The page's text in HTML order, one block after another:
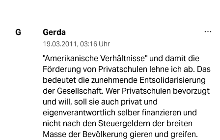
G Gerda
19.03.2011, 03:16 Uhr
"Amerikanische Verhältnisse" und damit die
Förderung von Privatschulen lehne ich ab. Das
bedeutet die zunehmende Entsolidarisierung
der Gesellschaft. Wer Privatschulen bevorzugt
und will, soll sie auch privat und
eigenverantwortlich selber finanzieren und
nicht nach den Steuergeldern der breiten
Masse der Bevölkerung gieren und greifen.